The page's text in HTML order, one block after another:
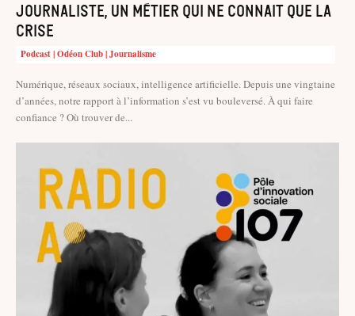
Journaliste, un métier qui ne connait que la
crise
Podcast | Odéon Club | Journalisme
Numérique, réseaux sociaux, intelligence artificielle. Depuis une vingtaine
d’années, notre rapport à l’information s’est vu bouleversé. À qui faire
confiance ? Où trouver de...